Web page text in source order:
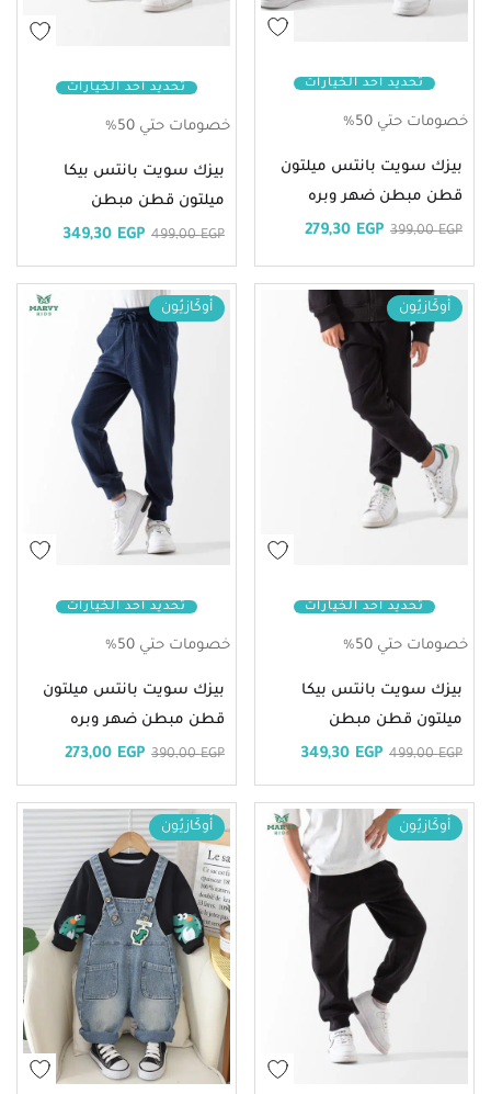
تحديد أحد الخيارات
خصومات حتي 50%
بيزك سويت بانتس ميلتون
قطن مبطن ضهر وبره
399,00EGP
279,30 EGP
تحديد أحد الخيارات
خصومات حتي 50%
بيزك سويت بانتس بيكا
ميلتون قطن مبطن
499,00EGP
349,30 EGP
تحديد أحد الخيارات
أُوكَازيُون
خصومات حتي 50%
بيزك سويت بانتس بيكا
ميلتون قطن مبطن
499,00EGP
349,30 EGP
تحديد أحد الخيارات
أُوكَازيُون
خصومات حتي 50%
بيزك سويت بانتس ميلتون
قطن مبطن ضهر وبره
390,00EGP
273,00 EGP
أُوكَازيُون أُوكَازيُون